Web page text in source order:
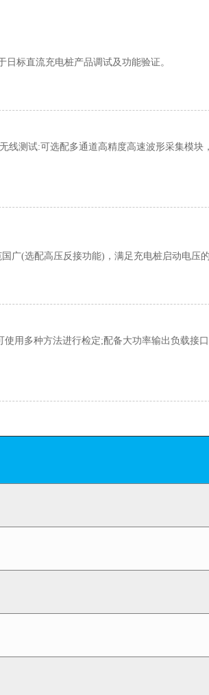
日标直流充电桩产品调试及功能验证。
线测试:可选配多通道高精度高速波形采集模块
广(选配高压反接功能)，满足充电桩启动电压的
用多种方法进行检定;配备大功率输出负载接